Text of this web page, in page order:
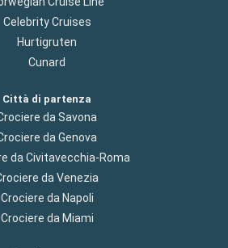
Celebrity Cruises
Hurtigruten
Cunard
Città di partenza
da Savona
da Genova
da Civitavecchia-Roma
da Venezia
Crociere da Napoli
Crociere da Miami